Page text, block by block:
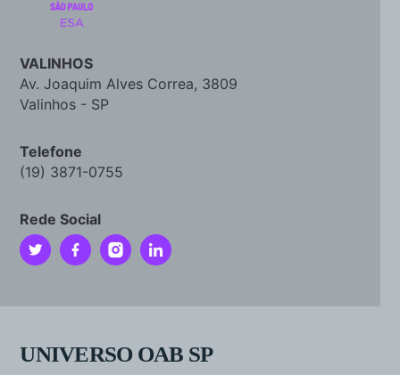
VALINHOS
Av. Joaquim Alves Correa, 3809
Valinhos - SP
Telefone
(19) 3871-0755
Rede Social
UNIVERSO OAB SP